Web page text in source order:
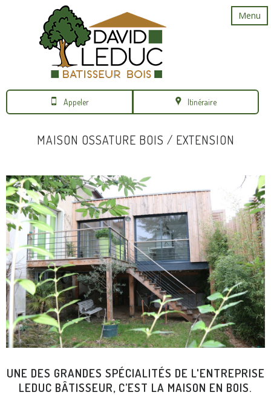
Menu
Appeler Itinéraire
MAISON OSSATURE BOIS / EXTENSION
UNE DES GRANDES SPÉCIALITÉS DE L'ENTREPRISE
LEDUC BÂTISSEUR, C’EST LA MAISON EN BOIS.